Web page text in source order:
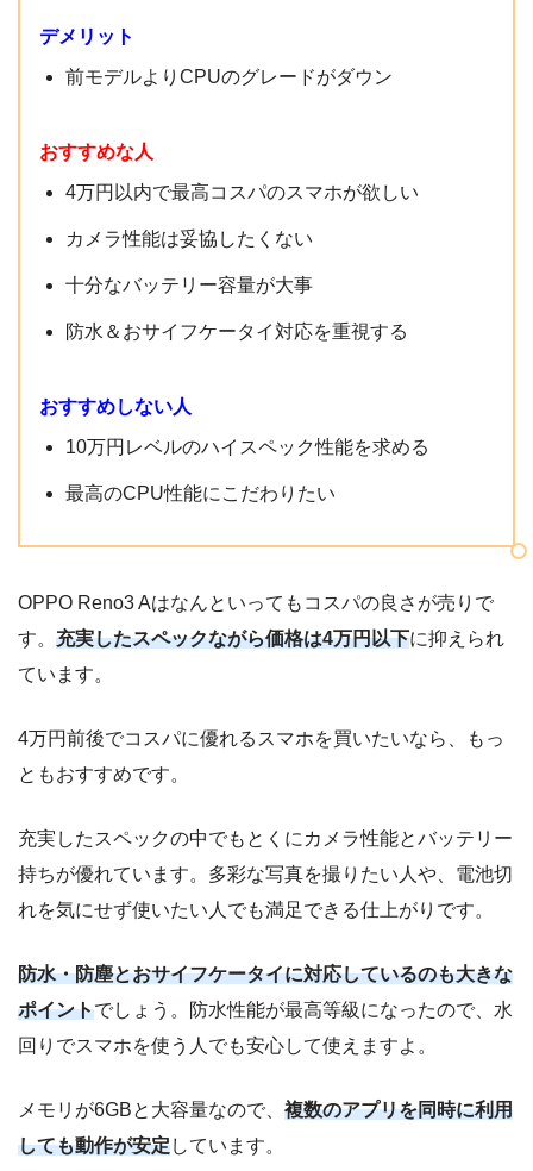
メモリ
ストレージ 128GB
イン：1600万画素
バッテリー容量 4025mAh
防水 防水：IPX8 防塵：IP6X
おサイフケータイ
デメリット
前モデルよりCPUのグレードがダウン
おすすめな人
4万円以内で最高コスパのスマホが欲しい
カメラ性能は妥協したくない
十分なバッテリー容量が大事
防水＆おサイフケータイ対応を重視する
おすすめしない人
10万円レベルのハイスペック性能を求める
最高のCPU性能にこだわりたい
OPPO Reno3 Aはなんといってもコスパの良さが売りで
す。 充実したスペックながら価格は4万円以下に抑えられ
ています。
4万円前後でコスパに優れるスマホを買いたいなら、もっ
ともおすすめです。
充実したスペックの中でもとくにカメラ性能とバッテリー
持ちが優れています。多彩な写真を撮りたい人や、電池切
れを気にせず使いたい人でも満足できる仕上がりです。
防水・防塵とおサイフケータイに対応しているのも大きな
ポイントでしょう。防水性能が最高等級になったので、水
回りでスマホを使う人でも安心して使えますよ。
メモリが6GBと大容量なので、 複数のアプリを同時に利用
しても動作が安定しています。